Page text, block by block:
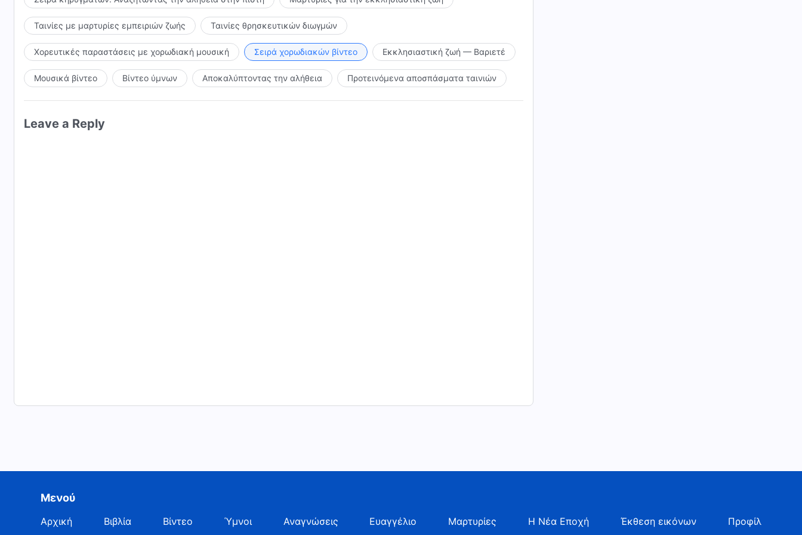
Ταινίες με μαρτυρίες εμπειριών ζωής Ταινίες θρησκευτικών διωγμών
Χορευτικές παραστάσεις με χορωδιακή μουσική Σειρά χορωδιακών βίντεο Εκκλησιαστική ζωή — Βαριετέ
Μουσικά βίντεο Βίντεο ύμνων Αποκαλύπτοντας την αλήθεια Προτεινόμενα αποσπάσματα ταινιών
Leave a Reply
Μενού
Αρχική Βιβλία Βίντεο Ύμνοι Αναγνώσεις Ευαγγέλιο Μαρτυρίες Η Νέα Εποχή Έκθεση εικόνων Προφίλ